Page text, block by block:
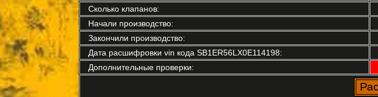
Сколько клапанов:
Начали производство:
Закончили производство:
Дата расшифровки vin кода SB1ER56LX0E114198:
Дополнительные проверки: